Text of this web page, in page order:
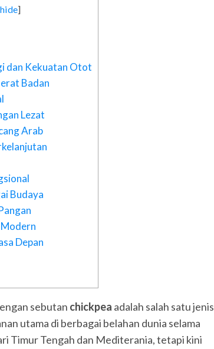
hide]
dan Kekuatan Otot
Badan
Lezat
Arab
Budaya
Depan
sebutan chickpea adalah salah satu jenis
utama di berbagai belahan dunia selama
Timur Tengah dan Mediterania, tetapi kini